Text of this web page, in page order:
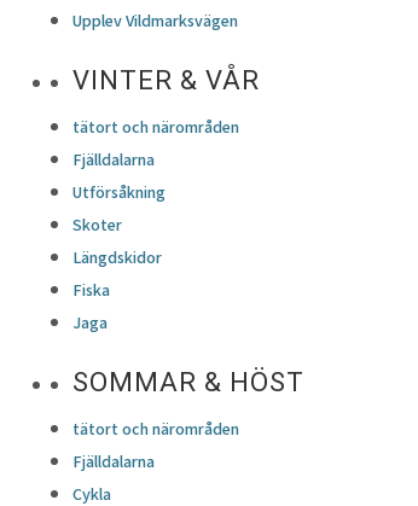
Upplev Vildmarksvägen
VINTER & VÅR
tätort och närområden
Fjälldalarna
Utförsåkning
Skoter
Längdskidor
Fiska
Jaga
SOMMAR & HÖST
tätort och närområden
Fjälldalarna
Cykla